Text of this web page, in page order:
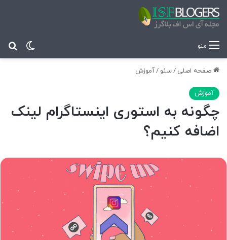
منو
صفحه اصلی /سئو /آموزش
آموزش
چگونه به استوری اینستاگرام لینک
اضافه کنیم؟